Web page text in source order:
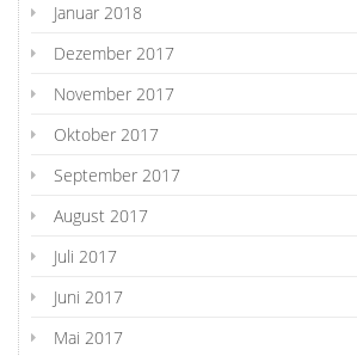
Januar 2018
Dezember 2017
November 2017
Oktober 2017
September 2017
August 2017
Juli 2017
Juni 2017
Mai 2017